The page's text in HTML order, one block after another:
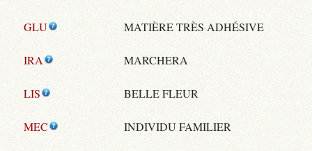
GLU MATIÈRE TRÈS ADHÉSIVE
IRA MARCHERA
LIS BELLE FLEUR
MEC INDIVIDU FAMILIER